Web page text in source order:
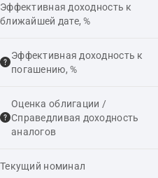
Эффективная доходность к
ближайшей дате, %
Эффективная доходность к
погашению, %
Оценка облигации /
Справедливая доходность
аналогов
Текущий номинал